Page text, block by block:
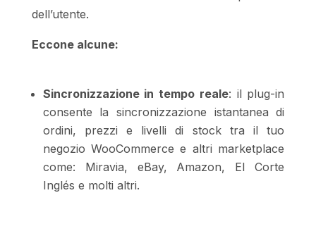
dell’utente.
Eccone alcune:
Sincronizzazione in tempo reale: il plug-in
consente la sincronizzazione istantanea di
ordini, prezzi e livelli di stock tra il tuo
negozio WooCommerce e altri marketplace
come: Miravia, eBay, Amazon, El Corte
Inglés e molti altri.